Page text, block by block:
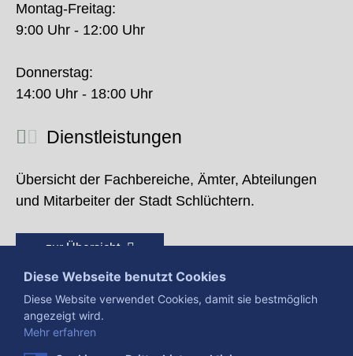
Montag-Freitag:
9:00 Uhr - 12:00 Uhr
Donnerstag:
14:00 Uhr - 18:00 Uhr
Dienstleistungen
Übersicht der Fachbereiche, Ämter, Abteilungen
und Mitarbeiter der Stadt Schlüchtern.
zur Übersicht
Diese Webseite benutzt Cookies
Diese Website verwendet Cookies, damit sie bestmöglich
angezeigt wird.
Mehr erfahren